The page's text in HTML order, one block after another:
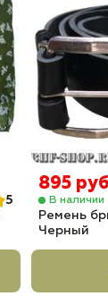
5
895 руб
В наличии
Ремень
Черный